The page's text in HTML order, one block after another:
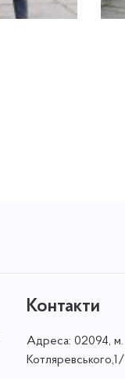
Контакти
Адреса: 02094, м.
Котляревського,1/